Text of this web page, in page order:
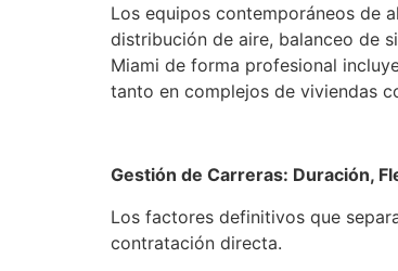
Los equipos contemporáneos de
distribución de aire, balanceo de
Miami de forma profesional
tanto en complejos de viviendas
Gestión de Carreras: Duración,
Los factores definitivos que
contratación directa.